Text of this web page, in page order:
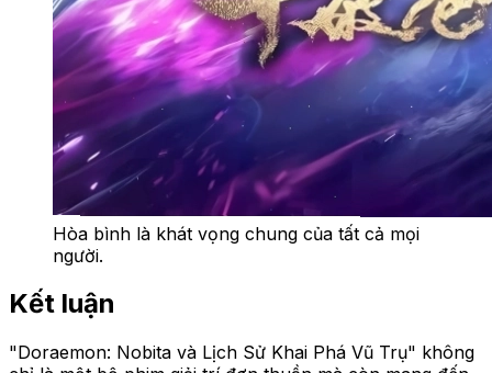
Hòa bình là khát vọng chung của tất cả mọi
người.
Kết luận
"Doraemon: Nobita và Lịch Sử Khai Phá Vũ Trụ" không